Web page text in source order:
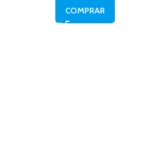
COMPRAR